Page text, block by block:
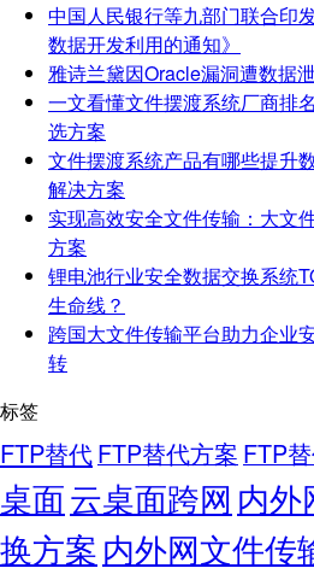
中国人民银行等九部门联合印
数据开发利用的通知》
雅诗兰黛因Oracle漏洞遭数据
一文看懂文件摆渡系统厂商排
选方案
文件摆渡系统产品有哪些提升
解决方案
实现高效安全文件传输：大文
方案
锂电池行业安全数据交换系统
生命线？
跨国大文件传输平台助力企业
转
标签
FTP替代FTP替代方案 FTP
桌面云桌面跨网 内外
换方案内外网文件传